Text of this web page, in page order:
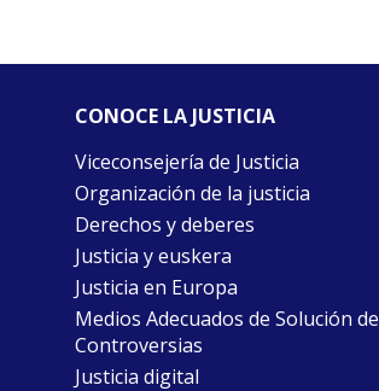
CONOCE LA JUSTICIA
Viceconsejería de Justicia
Organización de la justicia
Derechos y deberes
Justicia y euskera
Justicia en Europa
Medios Adecuados de Solución de
Controversias
Justicia digital